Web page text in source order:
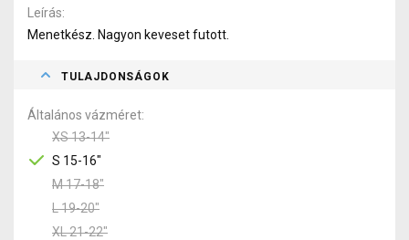
Leírás
Menetkész. Nagyon keveset futott.
TULAJDONSÁGOK
Általános vázméret
XS 13-14"
S 15-16"
M 17-18"
L 19-20"
XL 21-22"